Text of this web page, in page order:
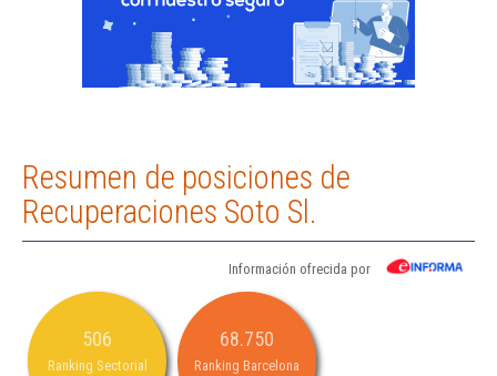
Resumen de posiciones de
Recuperaciones Soto Sl.
Información ofrecida por
506
Ranking Sectorial
68.750
Ranking Barcelona